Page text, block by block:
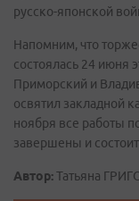
русско-японской
Напомним, что
состоялась 24 июня
Приморский и
освятил закладной
ноября все работы
завершены и
Автор:Татьяна